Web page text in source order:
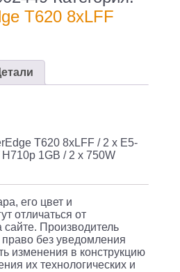
T620 8xLFF
T620 8xLFF / 2 x E5-
1GB / 2 x 750W
его цвет и
отличаться от
Производитель
право без уведомления
изменения в конструкцию
их технологических и